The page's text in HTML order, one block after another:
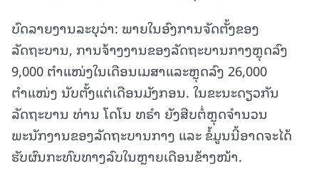
ບົດລາຍງານລະບຸວ່າ: ພາຍໃນອົງການຈັດຕັ້ງຂອງ
ລັດຖະບານ, ການຈ້າງງານຂອງລັດຖະບານກາງຫຼຸດລົງ
9,000 ຕຳແໜ່ງໃນເດືອນເມສາແລະຫຼຸດລົງ 26,000
ຕຳແໜ່ງ ນັບຕັ້ງແຕ່ເດືອນມັງກອນ. ໃນຂະນະດຽວກັນ
ລັດຖະບານ ທ່ານ ໂດໂນ ທຣໍາ ຍັງສືບຕໍ່ຫຼຸດຈຳນວນ
ພະນັກງານຂອງລັດຖະບານກາງ ແລະ ຂໍ້ມູນນີ້ອາດຈະໄດ້
ຮັບຜົນກະທົບທາງລົບໃນຫຼາຍເດືອນຂ້າງໜ້າ.